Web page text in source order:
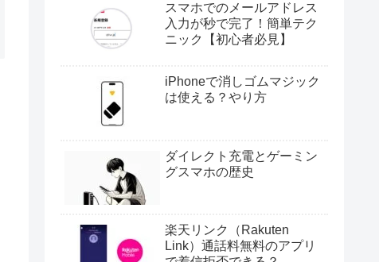
スマホでのメールアドレス
入力が秒で完了！簡単テク
ニック【初心者必見】
iPhoneで消しゴムマジック
は使える？やり方
ダイレクト充電とゲーミン
グスマホの歴史
楽天リンク（Rakuten
Link）通話料無料のアプリ